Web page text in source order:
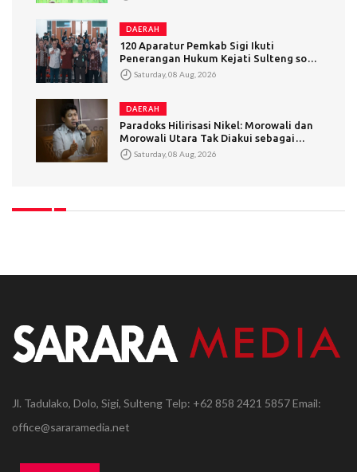
DAERAH
120 Aparatur Pemkab Sigi Ikuti
Penerangan Hukum Kejati Sulteng soal
Addendum Kontrak
Saturday, 08 Aug, 2026
DAERAH
Paradoks Hilirisasi Nikel: Morowali dan
Morowali Utara Tak Diakui sebagai
Daerah Pengolah
Saturday, 08 Aug, 2026
Jl. Tadulako, Dolo, Sigi, Sulteng Telp: +62 858 2421 5857 Email:
office@sararamedia.net